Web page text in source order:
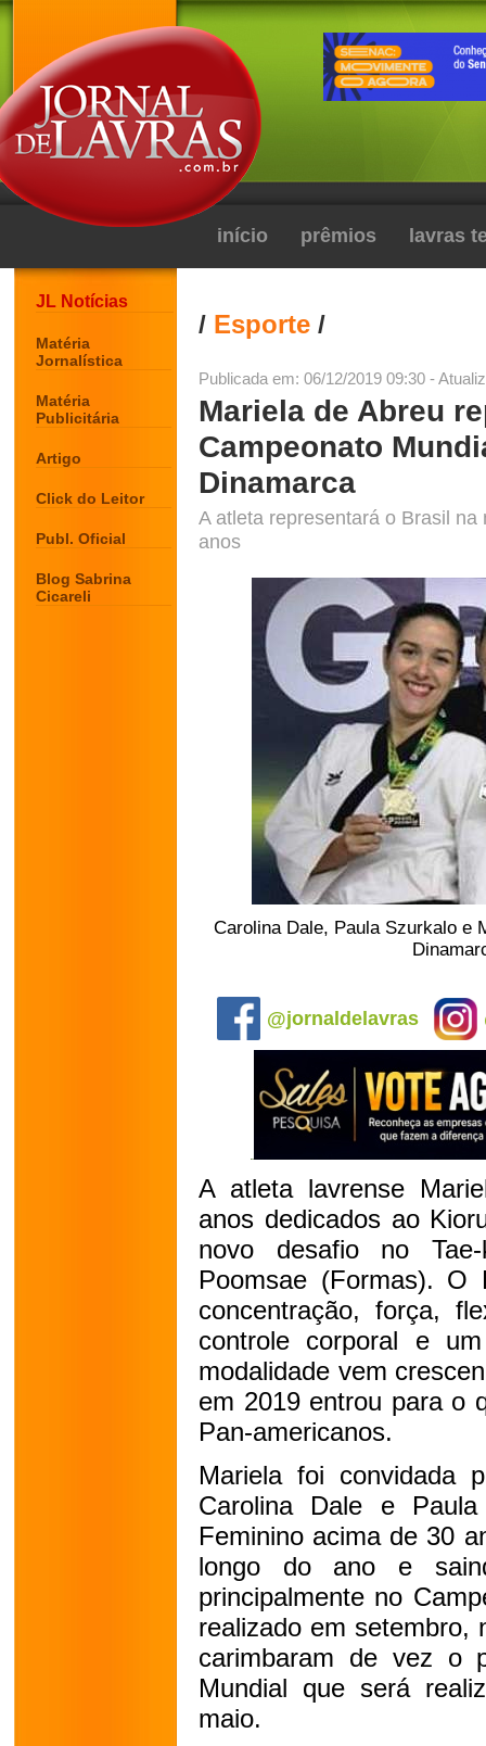
início prêmios lavras
JL Notícias
Matéria
Jornalística
Matéria
Publicitária
Artigo
Click do Leitor
Publ. Oficial
Blog Sabrina
Cicareli
/ Esporte /
Publicada em: 06/12/2019 09:30 -
Mariela de Abreu
Campeonato
Dinamarca
A atleta representará o Brasil
anos
Carolina Dale, Paula Szurkalo e
@jornaldelavras
A atleta lavrense
anos dedicados ao
novo desafio no
Poomsae (Formas). O
concentração, força,
controle corporal e
modalidade vem
em 2019 entrou para o
Pan-americanos.
Mariela foi convidada
Carolina Dale e
Feminino acima de 30
longo do ano e
principalmente no
realizado em setembro,
carimbaram de vez o
Mundial que será
maio.